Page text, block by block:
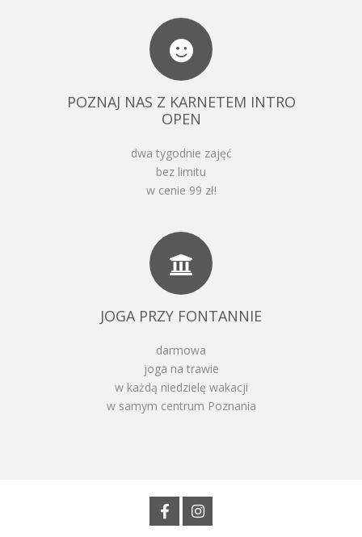
POZNAJ NAS Z KARNETEM INTRO
OPEN
dwa tygodnie zajęć
bez limitu
w cenie 99 zł!
JOGA PRZY FONTANNIE
darmowa
joga na trawie
w każdą niedzielę wakacji
w samym centrum Poznania